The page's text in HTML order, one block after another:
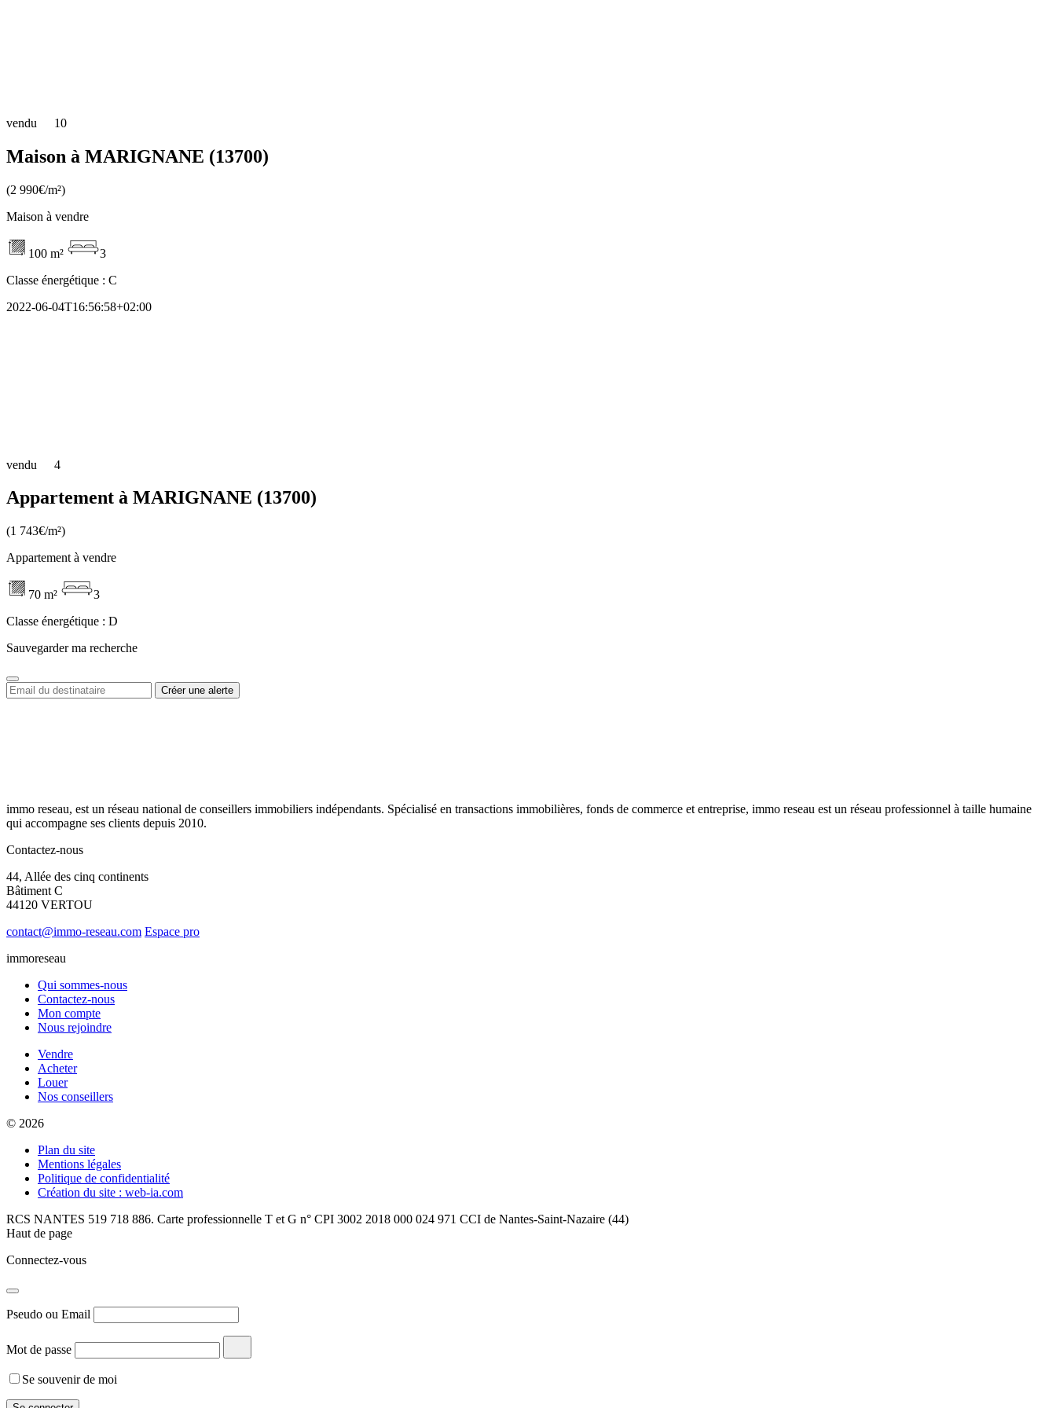
vendu 10
Maison à MARIGNANE (13700)
(2 990€/m²)
Maison à vendre
100 m²
3
Classe énergétique : C
2022-06-04T16:56:58+02:00
vendu 4
Appartement à MARIGNANE (13700)
(1 743€/m²)
Appartement à vendre
70 m²
3
Classe énergétique : D
Sauvegarder ma recherche
immo reseau, est un réseau national de conseillers immobiliers indépendants. Spécialisé en transactions immobilières, fonds de commerce et entreprise, immo reseau est un réseau professionnel à taille humaine
qui accompagne ses clients depuis 2010.
Contactez-nous
44, Allée des cinq continents
Bâtiment C
44120 VERTOU
contact@immo-reseau.com Espace pro
immoreseau
Qui sommes-nous
Contactez-nous
Mon compte
Nous rejoindre
Vendre
Acheter
Louer
Nos conseillers
© 2026
Plan du site
Mentions légales
Politique de confidentialité
Création du site : web-ia.com
RCS NANTES 519 718 886. Carte professionnelle T et G n° CPI 3002 2018 000 024 971 CCI de Nantes-Saint-Nazaire (44)
Haut de page
Connectez-vous
Pseudo ou Email
Mot de passe
Se souvenir de moi